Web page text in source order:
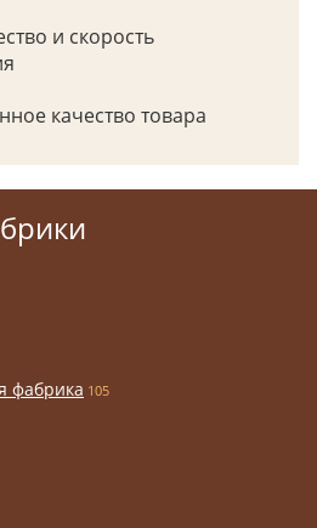
и скорость
качество товара
фабрика 105